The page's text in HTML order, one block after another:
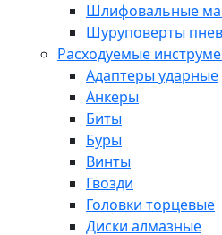
Шлифовальные
Шуруповерты
Расходуемые
Адаптеры ударные
Анкеры
Биты
Буры
Винты
Гвозди
Головки торцевые
Диски алмазные